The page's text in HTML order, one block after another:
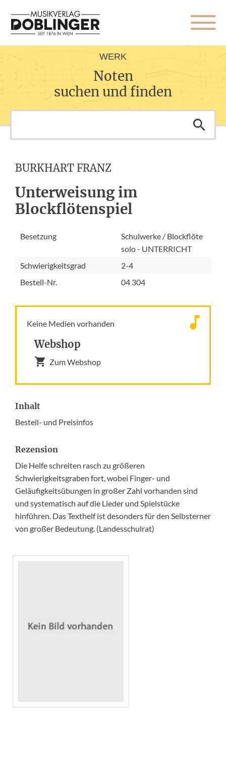
WERK
Noten
suchen und finden
BURKHART FRANZ
Unterweisung im
Blockflötenspiel
Besetzung
Schulwerke / Blockflöte
solo - UNTERRICHT
Schwierigkeitsgrad
2-4
Bestell-Nr.
04 304
Keine Medien vorhanden
Webshop
Zum Webshop
Inhalt
Bestell- und Preisinfos
Rezension
Die Helfe schreiten rasch zu größeren
Schwierigkeitsgraben fort, wobei Finger- und
Geläufigkeitsübungen in großer Zahl vorhanden sind
und systematisch auf die Lieder und Spielstücke
hinführen. Das Texthelf ist desonders für den Selbsterner
von großer Bedeutung. (Landesschulrat)